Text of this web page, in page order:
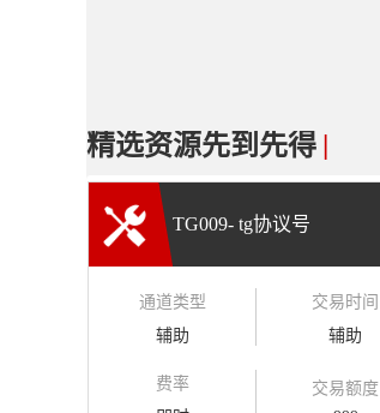
精选资源先到先得 |
TG009- tg协议号
通道类型
辅助
交易时间
辅助
费率
交易额度